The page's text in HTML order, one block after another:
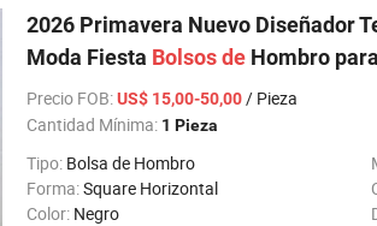
2026 Primavera Nuevo Diseñador
Moda Fiesta Bolsosde Hombro
Precio FOB:US$ 15,00-50,00/ Pieza
Cantidad Mínima: 1 Pieza
Tipo: Bolsa de Hombro
Forma:Square Horizontal
Color: Negro